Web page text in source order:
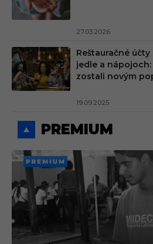
27.03.2026
Reštauračné
jedle a
zostali novým
19.09.2025
PREMIUM
PREMI
UM